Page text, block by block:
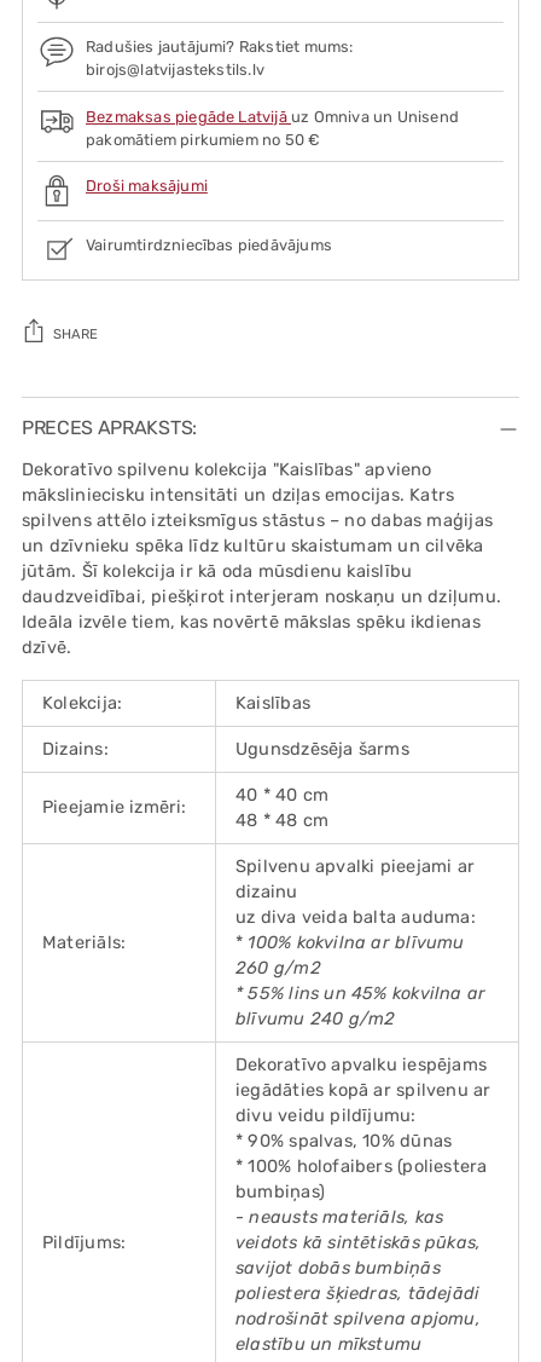
Radušies jautājumi? Rakstiet mums:
birojs@latvijastekstils.lv
Bezmaksas piegāde Latvijā uz Omniva un Unisend
pakomātiem pirkumiem no 50 €
Droši maksājumi
Vairumtirdzniecības piedāvājums
SHARE
Adding
product
your
cart
PRECES APRAKSTS:
Dekoratīvo spilvenu kolekcija "Kaislības" apvieno
māksliniecisku intensitāti un dziļas emocijas. Katrs
spilvens attēlo izteiksmīgus stāstus – no dabas maģijas
un dzīvnieku spēka līdz kultūru skaistumam un cilvēka
jūtām. Šī kolekcija ir kā oda mūsdienu kaislību
daudzveidībai, piešķirot interjeram noskaņu un dziļumu.
Ideāla izvēle tiem, kas novērtē mākslas spēku ikdienas
dzīvē.
Kolekcija: Kaislības
Dizains: Ugunsdzēsēja šarms
Pieejamie izmēri:
40 * 40 cm
48 * 48 cm
Materiāls:
Spilvenu apvalki pieejami ar
dizainu
uz diva veida balta auduma:
* 100% kokvilna ar blīvumu
260 g/m2
* 55% lins un 45% kokvilna ar
blīvumu 240 g/m2
Pildījums:
Dekoratīvo apvalku iespējams
iegādāties kopā ar spilvenu ar
divu veidu pildījumu:
* 90% spalvas, 10% dūnas
* 100% holofaibers (poliestera
bumbiņas)
- neausts materiāls, kas
veidots kā sintētiskās pūkas,
savijot dobās bumbiņās
poliestera šķiedras, tādejādi
nodrošināt spilvena apjomu,
elastību un mīkstumu